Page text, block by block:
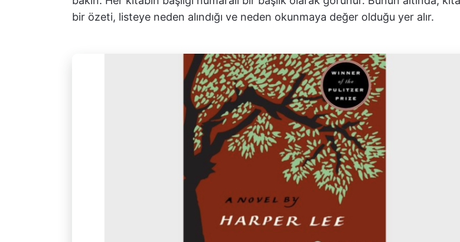
bir özeti, listeye neden alındığı ve neden okunmaya değer olduğu yer alır.